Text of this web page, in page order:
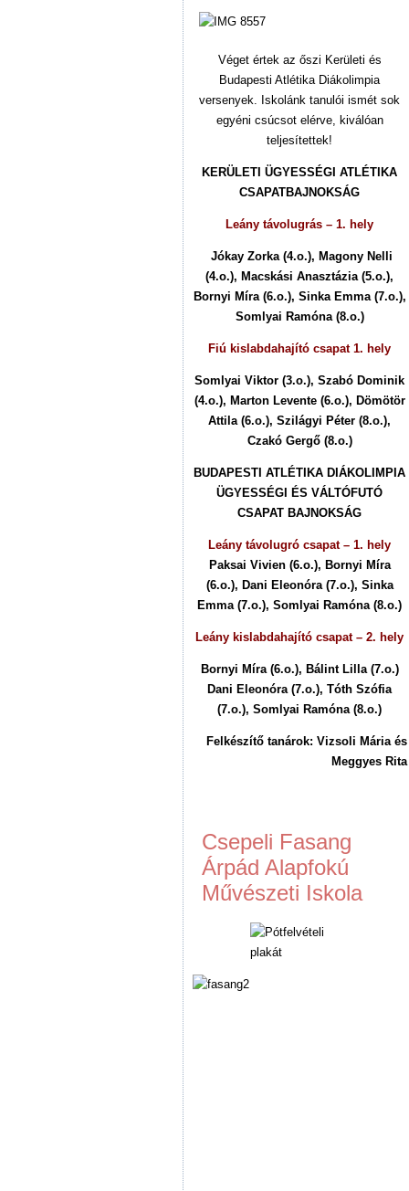
Véget értek az őszi Kerületi és
Budapesti Atlétika Diákolimpia
versenyek. Iskolánk tanulói ismét sok
egyéni csúcsot elérve, kiválóan
teljesítettek!
KERÜLETI ÜGYESSÉGI ATLÉTIKA
CSAPATBAJNOKSÁG
Leány távolugrás – 1. hely
Jókay Zorka (4.o.), Magony Nelli
(4.o.), Macskási Anasztázia (5.o.),
Bornyi Míra (6.o.), Sinka Emma (7.o.),
Somlyai Ramóna (8.o.)
Fiú kislabdahajító csapat 1. hely
Somlyai Viktor (3.o.), Szabó Dominik
(4.o.), Marton Levente (6.o.), Dömötör
Attila (6.o.), Szilágyi Péter (8.o.),
Czakó Gergő (8.o.)
BUDAPESTI ATLÉTIKA DIÁKOLIMPIA
ÜGYESSÉGI ÉS VÁLTÓFUTÓ
CSAPAT BAJNOKSÁG
Leány távolugró csapat – 1. hely
Paksai Vivien (6.o.), Bornyi Míra
(6.o.), Dani Eleonóra (7.o.), Sinka
Emma (7.o.), Somlyai Ramóna (8.o.)
Leány kislabdahajító csapat – 2. hely
Bornyi Míra (6.o.), Bálint Lilla (7.o.)
Dani Eleonóra (7.o.), Tóth Szófia
(7.o.), Somlyai Ramóna (8.o.)
Felkészítő tanárok: Vizsoli Mária és
Meggyes Rita
Csepeli Fasang
Árpád Alapfokú
Művészeti Iskola